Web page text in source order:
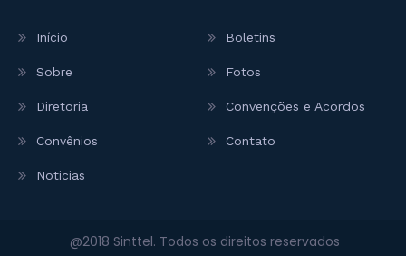
Início
Sobre
Diretoria
Convênios
Noticias
Boletins
Fotos
Convenções e Acordos
Contato
@2018 Sinttel. Todos os direitos reservados